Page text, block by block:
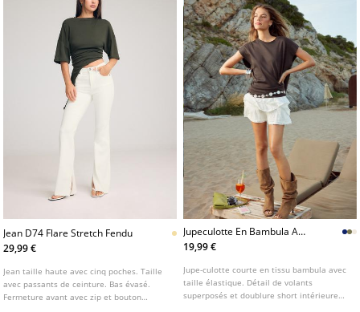
Jean D74 Flare Stretch Fendu
29,99 €
Jean taille haute avec cinq poches. Taille
avec passants de ceinture. Bas évasé.
Fermeture avant avec zip et bouton
Jupeculotte En Bambula A
Volants L01261250
19,99 €
Jupe-culotte courte en tissu bambula avec
taille élastique. Détail de volants
superposés et doublure short intérieure